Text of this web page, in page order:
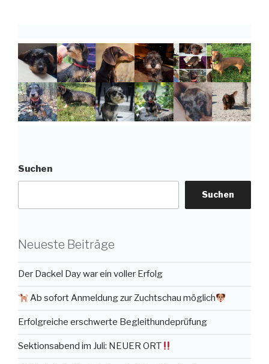
Suchen
Suchen
Neueste Beiträge
Der Dackel Day war ein voller Erfolg
Ab sofort Anmeldung zur Zuchtschau möglich
Erfolgreiche erschwerte Begleithundeprüfung
Sektionsabend im Juli: NEUER ORT